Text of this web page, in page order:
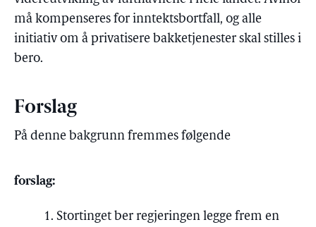
må kompenseres for inntektsbortfall, og alle
initiativ om å privatisere bakketjenester skal stilles i
bero.
Forslag
På denne bakgrunn fremmes følgende
forslag:
Stortinget ber regjeringen legge frem en